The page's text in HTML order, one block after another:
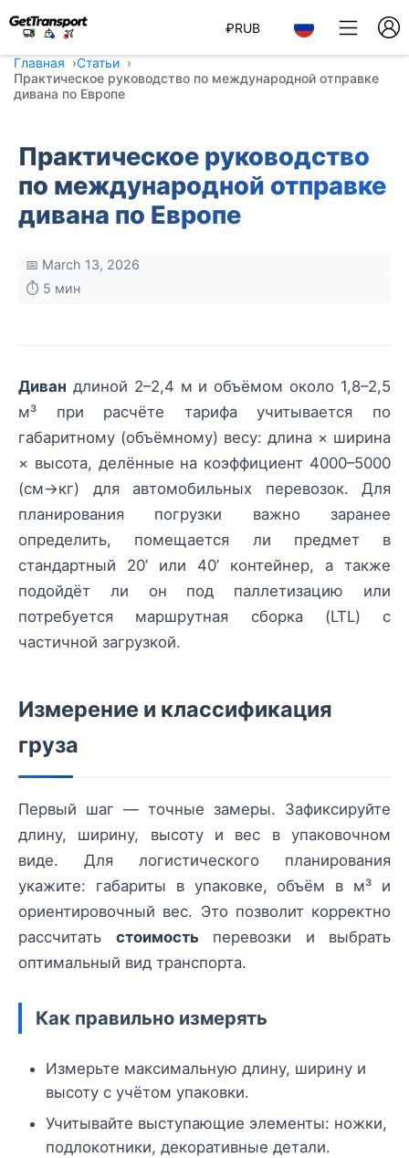
₽RUB
Главная
Статьи
Практическое руководство по международной отправке
дивана по Европе
Практическое руководство
по международной отправке
дивана по Европе
📅 March 13, 2026
⏱️ 5 мин
Диван длиной 2–2,4 м и объёмом около 1,8–2,5
м³ при расчёте тарифа учитывается по
габаритному (объёмному) весу: длина × ширина
× высота, делённые на коэффициент 4000–5000
(см→кг) для автомобильных перевозок. Для
планирования погрузки важно заранее
определить, помещается ли предмет в
стандартный 20’ или 40’ контейнер, а также
подойдёт ли он под паллетизацию или
потребуется маршрутная сборка (LTL) с
частичной загрузкой.
Измерение и классификация
груза
Первый шаг — точные замеры. Зафиксируйте
длину, ширину, высоту и вес в упаковочном
виде. Для логистического планирования
укажите: габариты в упаковке, объём в м³ и
ориентировочный вес. Это позволит корректно
рассчитать стоимостьперевозки и выбрать
оптимальный вид транспорта.
Как правильно измерять
Измерьте максимальную длину, ширину и
высоту с учётом упаковки.
Учитывайте выступающие элементы: ножки,
подлокотники, декоративные детали.